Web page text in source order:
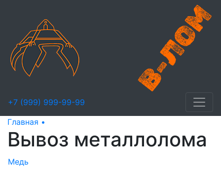
+7 (999) 999-99-99
Главная •
Вывоз металлолома
Медь